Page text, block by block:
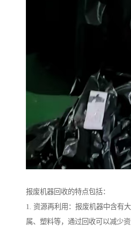
报废机器回收的特点包括：
1. 资源再利用：报废机器中含有
属、塑料等，通过回收可以减少资